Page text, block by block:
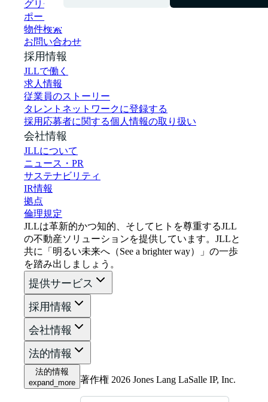
グリーンビルディング・グリーンリース
ポートフォリオマネジメント
物件検索
お問い合わせ
採用情報
JLLで働く
求人情報
従業員のストーリー
タレントネットワークに登録する
採用応募者に関する個人情報の取り扱い
会社情報
JLLについて
ニュース・PR
サステナビリティ
IR情報
拠点
倫理規定
JLLは革新的かつ知的、そしてヒトを尊重するJLL
の不動産ソリューションを提供しています。JLLと
共に「明るい未来へ（See a brighter way）」の一歩
を踏み出しましょう。
提供サービス
採用情報
会社情報
法的情報
法的情報
expand_more 著作権 2026 Jones Lang LaSalle IP, Inc.